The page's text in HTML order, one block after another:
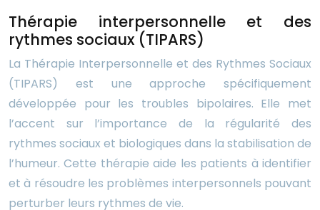
Thérapie interpersonnelle et des
rythmes sociaux (TIPARS)
La Thérapie Interpersonnelle et des Rythmes Sociaux
(TIPARS) est une approche spécifiquement
développée pour les troubles bipolaires. Elle met
l’accent sur l’importance de la régularité des
rythmes sociaux et biologiques dans la stabilisation de
l’humeur. Cette thérapie aide les patients à identifier
et à résoudre les problèmes interpersonnels pouvant
perturber leurs rythmes de vie.